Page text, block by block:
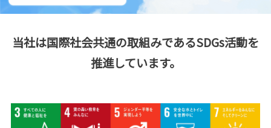
当社は国際社会共通の取組みであるSDGs活動を
推進しています。